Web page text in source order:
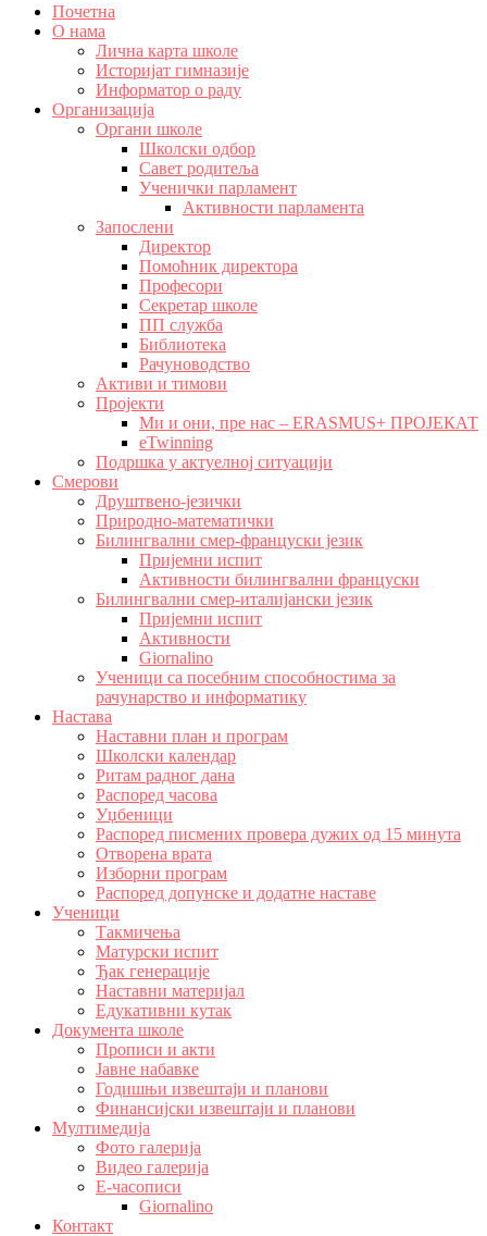
Почетна
О нама
Лична карта школе
Историјат гимназије
Информатор о раду
Организација
Органи школе
Школски одбор
Савет родитеља
Ученички парламент
Активности парламента
Запослени
Директор
Помоћник директора
Професори
Секретар школе
ПП служба
Библиотека
Рачуноводство
Активи и тимови
Пројекти
Ми и они, пре нас – ERASMUS+ ПРОЈЕКАТ
eTwinning
Подршка у актуелној ситуацији
Смерови
Друштвено-језички
Природно-математички
Билингвални смер-француски језик
Пријемни испит
Активности билингвални француски
Билингвални смер-италијански језик
Пријемни испит
Активности
Giornalino
Ученици са посебним способностима за
рачунарство и информатику
Настава
Наставни план и програм
Школски календар
Ритам радног дана
Распоред часова
Уџбеници
Распоред писмених провера дужих од 15 минута
Отворена врата
Изборни програм
Распоред допунске и додатне наставе
Ученици
Такмичења
Матурски испит
Ђак генерације
Наставни материјал
Едукативни кутак
Документа школе
Прописи и акти
Јавне набавке
Годишњи извештаји и планови
Финансијски извештаји и планови
Мултимедија
Фото галерија
Видео галерија
Е-часописи
Giornalino
Контакт